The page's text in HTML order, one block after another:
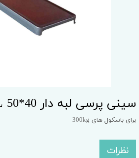
سینی پرسی لبه دار L 50*40
برای باسکول های 300kg
نظرات